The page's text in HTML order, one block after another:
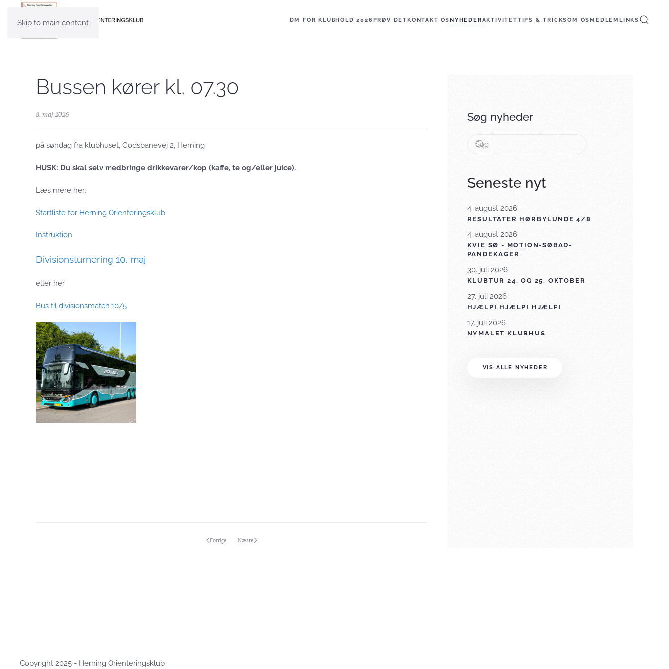
Skip to main content DM FOR KLUBHOLD 2026PRØV DETKONTAKT OSNYHEDERAKTIVITETTIPS & TRICKSOM OSMEDLEM LINKS
Bussen kører kl. 07.30
8. maj 2026
på søndag fra klubhuset, Godsbanevej 2, Herning
HUSK: Du skal selv medbringe drikkevarer/kop (kaffe, te og/eller juice).
Læs mere her:
Startliste for Herning Orienteringsklub
Instruktion
Divisionsturnering 10. maj
eller her
Bus til divisionsmatch 10/5
Forrige Næste
Søg nyheder
Seneste nyt
4. august 2026
RESULTATER HØRBYLUNDE 4/8
4. august 2026
KVIE SØ - MOTION-SØBAD-
PANDEKAGER
30. juli 2026
KLUBTUR 24. OG 25. OKTOBER
27. juli 2026
HJÆLP! HJÆLP! HJÆLP!
17. juli 2026
NYMALET KLUBHUS
VIS ALLE NYHEDER
Copyright 2025 - Herning Orienteringsklub